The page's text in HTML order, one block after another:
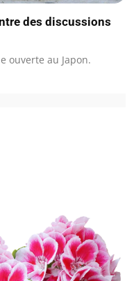
des discussions
ouverte au Japon.